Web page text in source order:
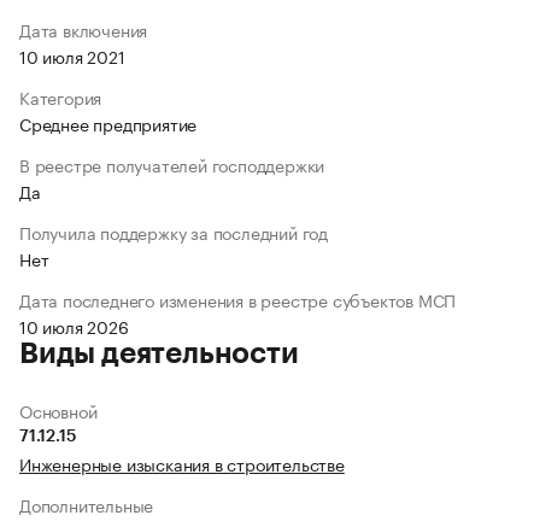
Дата включения
10 июля 2021
Категория
Среднее предприятие
В реестре получателей господдержки
Да
Получила поддержку за последний год
Нет
Дата последнего изменения в реестре субъектов МСП
10 июля 2026
Виды деятельности
Основной
71.12.15
Инженерные изыскания в строительстве
Дополнительные